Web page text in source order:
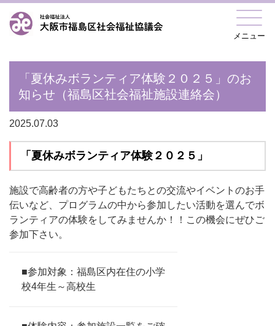
メニュー
「夏休みボランティア体験２０２５」のお
知らせ（福島区社会福祉施設連絡会）
2025.07.03
「夏休みボランティア体験２０２５」
施設で高齢者の方や子どもたちとの交流やイベントのお手
伝いなど、プログラムの中から参加したい活動を選んでボ
ランティアの体験をしてみませんか！！この機会にぜひご
参加下さい。
■参加対象：福島区内在住の小学
校4年生～高校生